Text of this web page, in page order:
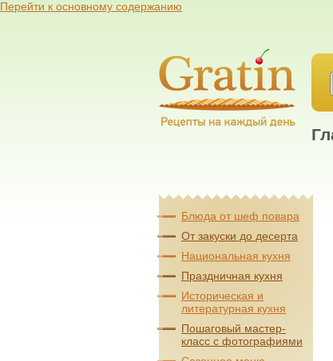
Перейти к основному содержанию
Блюда от шеф повара
От закуски до десерта
Национальная кухня
Праздничная кухня
Историческая и
литературная кухня
Пошаговый мастер-
класс с фотографиями